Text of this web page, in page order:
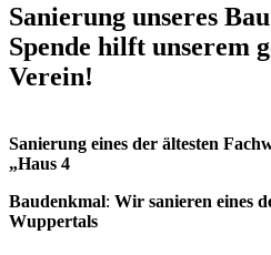
Sanierung unseres
Spende hilft unserem
Verein!
Sanierung eines der ältesten
„Haus 4
Baudenkmal: Wir sanieren eines
Wuppertals